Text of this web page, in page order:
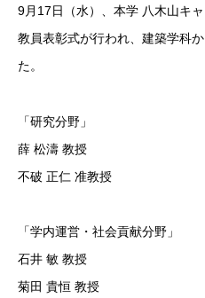
9月17日（水）、本学 八木山キ
教員表彰式が行われ、建築学科
た。
「研究分野」
薛 松濤 教授
不破 正仁 准教授
「学内運営・社会貢献分野」
石井 敏 教授
菊田 貴恒 教授